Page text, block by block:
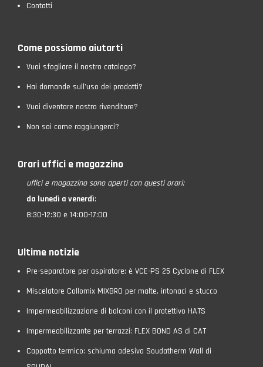
Contatti
Come possiamo aiutarti
Vuoi sfogliare il nostro catalogo?
Hai domande sull’uso dei prodotti?
Vuoi diventare nostro rivenditore?
Non sai come raggiungerci?
Orari uffici e magazzino
uffici e magazzino sono aperti con questi orari:
da lunedì a venerdì:
8:30-12:30 e 14:00-17:00
Ultime notizie
Pre-separatore per aspiratore: è VCE-PS 25 Cyclone di FLEX
Miscelatore Collomix MIXBRO per malte, intonaci e stucco
Impermeabilizzazione di balconi con il protettivo HATS
Impermeabilizzante per terrazzi: FLEX BOND AS di CAT
Cappotto termico: schiuma adesiva Soudatherm Wall di